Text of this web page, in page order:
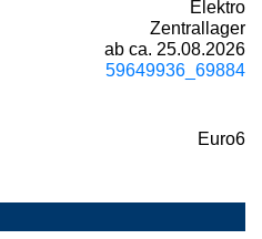
Elektro
Zentrallager
ab ca. 25.08.2026
59649936_69884
Euro6